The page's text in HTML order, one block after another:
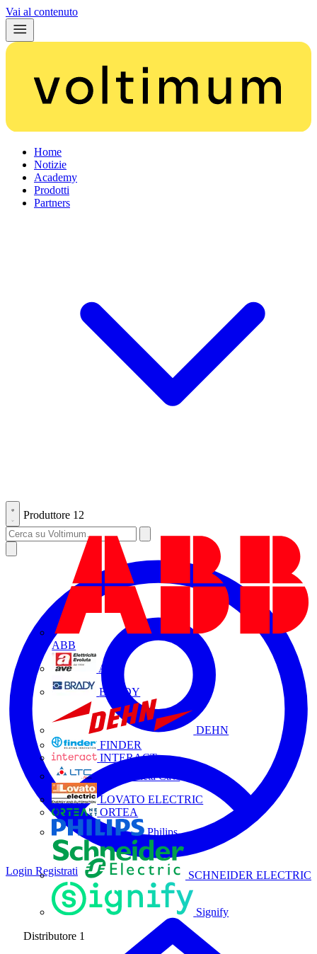
Vai al contenuto
Home
Notizie
Academy
Prodotti
Partners
Produttore 12
ABB
AVE
BRADY
DEHN
FINDER
INTERACT
La Triveneta Cavi
LOVATO ELECTRIC
ORTEA
Philips
SCHNEIDER ELECTRIC
Signify
Distributore 1
Login Registrati